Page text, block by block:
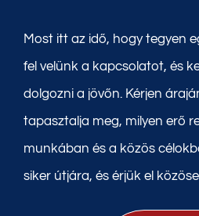
Most itt az idő, hogy tegyen
fel velünk a kapcsolatot, és
dolgozni a jövőn. Kérjen
tapasztalja meg, milyen erő
munkában és a közös
siker útjára, és érjük el